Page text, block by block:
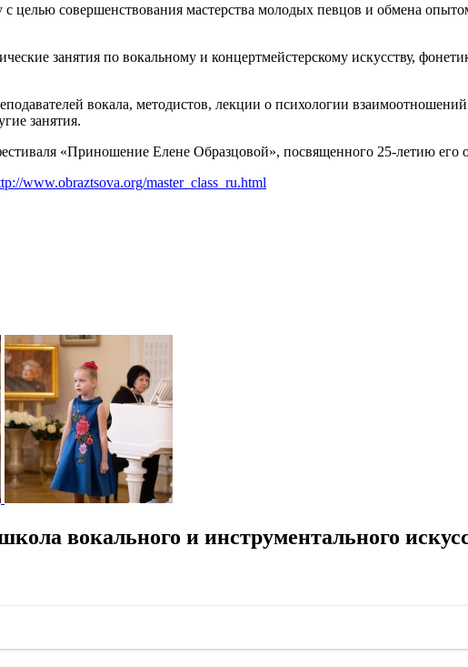
целью совершенствования мастерства молодых певцов и обмена
занятия по вокальному и концертмейстерскому искусству,
вокала, методистов, лекции о психологии взаимоотношений
занятия.
«Приношение Елене Образцовой», посвященного 25-летию его
www.obraztsova.org/master_class_ru.html
вокального и инструментального